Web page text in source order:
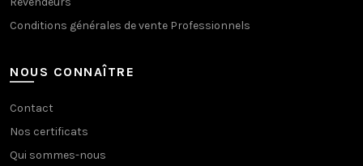
Conditions générales de vente Professionnels
NOUS CONNAÎTRE
Contact
Nos certificats
Qui sommes-nous